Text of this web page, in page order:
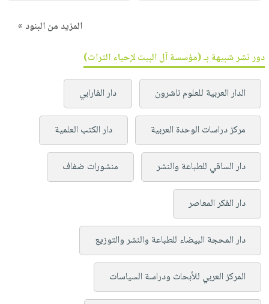
المزيد من البنود »
دور نشر شبيهة بـ (مؤسسة آل البيت لإحياء التراث)
الدار العربية للعلوم ناشرون دار الفارابي
مركز دراسات الوحدة العربية دار الكتب العلمية
دار الساقي للطباعة والنشر منشورات ضفاف
دار الفكر المعاصر
دار المحجة البيضاء للطباعة والنشر والتوزيع
المركز العربي للأبحاث ودراسة السياسات